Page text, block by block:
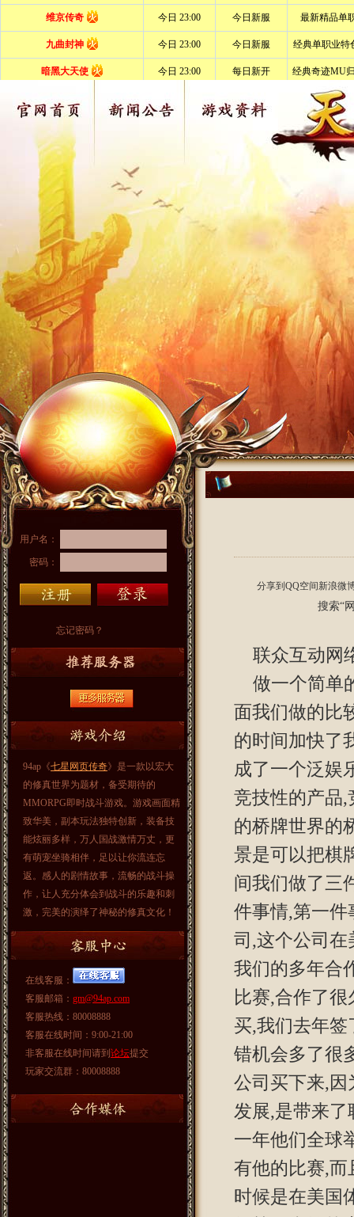
用户名：
密码：
忘记密码？
94ap《七星网页传奇》是一款以宏大
的修真世界为题材，备受期待的
MMORPG即时战斗游戏。游戏画面精
致华美，副本玩法独特创新，装备技
能炫丽多样，万人国战激情万丈，更
有萌宠坐骑相伴，足以让你流连忘
返。感人的剧情故事，流畅的战斗操
作，让人充分体会到战斗的乐趣和刺
激，完美的演绎了神秘的修真文化！
在线客服：
客服邮箱： gm@94ap.com
客服热线：80008888
客服在线时间：9:00-21:00
非客服在线时间请到 论坛提交
玩家交流群：80008888
分享到 QQ空间 新浪微
搜索“
联众互动网
做一个简单
面我们做的比
的时间加快了
成了一个泛娱
竞技性的产品,
的桥牌世界的
景是可以把棋
间我们做了三
件事情,第一件
司,这个公司在
我们的多年合
比赛,合作了
买,我们去年
错机会多了很
公司买下来,因
发展,是带来了
一年他们全球
有他的比赛,而
时候是在美国